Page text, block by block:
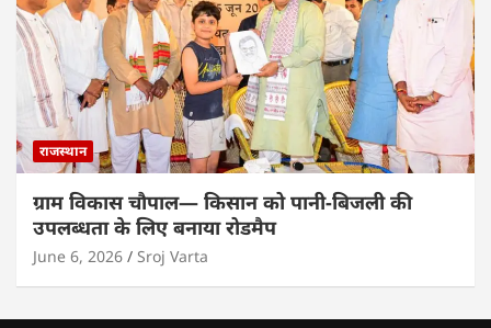
राजस्थान
ग्राम विकास चौपाल— किसान को पानी-बिजली की
उपलब्धता के लिए बनाया रोडमैप
June 6, 2026 Sroj Varta